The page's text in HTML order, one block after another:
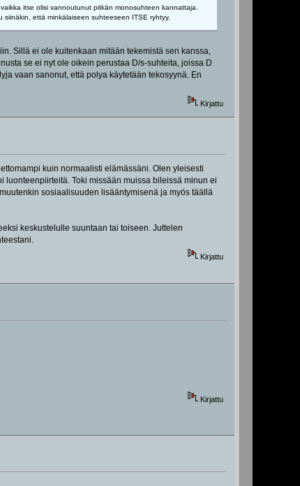
itse olisi vannoutunut pitkän monosuhteen kannattaja.
että minkälaiseen suhteeseen ITSE ryhtyy.
Sillä ei ole kuitenkaan mitään tekemistä sen kanssa,
se ei nyt ole oikein perustaa D/s-suhteita, joissa D
vaan sanonut, että polya käytetään tekosyynä. En
Kirjattu
kuin normaalisti elämässäni. Olen yleisesti
Toki missään muissa bileissä minun ei
sosiaalisuuden lisääntymisenä ja myös täällä
keskustelulle suuntaan tai toiseen. Juttelen
Kirjattu
Kirjattu